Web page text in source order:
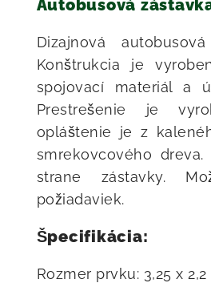
Autobusová
Dizajnová
Konštrukcia je
spojovací materiál a
Prestrešenie je
opláštenie je z
smrekovcového
strane zástavky.
požiadaviek.
Špecifikácia:
Rozmer prvku: 3,25 x 2,2